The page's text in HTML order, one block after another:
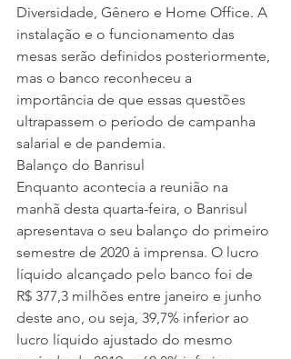
Diversidade, Gênero e Home Office. A
instalação e o funcionamento das
mesas serão definidos posteriormente,
mas o banco reconheceu a
importância de que essas questões
ultrapassem o período de campanha
salarial e de pandemia.
Balanço do Banrisul
Enquanto acontecia a reunião na
manhã desta quarta-feira, o Banrisul
apresentava o seu balanço do primeiro
semestre de 2020 à imprensa. O lucro
líquido alcançado pelo banco foi de
R$ 377,3 milhões entre janeiro e junho
deste ano, ou seja, 39,7% inferior ao
lucro líquido ajustado do mesmo